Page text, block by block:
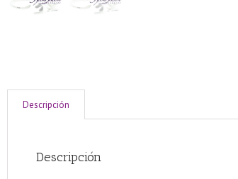
Descripción
Descripción